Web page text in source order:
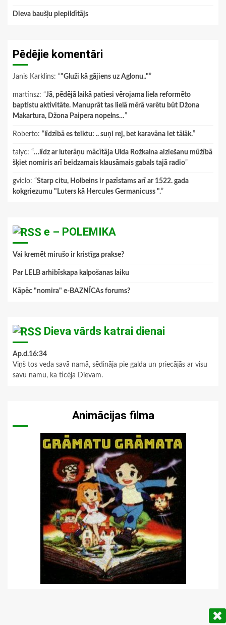
Dieva baušļu piepildītājs
Pēdējie komentāri
Janis Karklins: “"Gluži kā gājiens uz Aglonu.."”
martinsz: “Jā, pēdējā laikā patiesi vērojama liela reformēto
baptistu aktivitāte. Manuprāt tas lielā mērā varētu būt Džona
Makartura, Džona Paipera nopelns…”
Roberto: “ līdzībā es teiktu: .. suņi rej, bet karavāna iet tālāk.”
talyc: “…līdz ar luterāņu mācītāja Ulda Rožkalna aiziešanu mūžībā
šķiet nomiris arī beidzamais klausāmais gabals tajā radio”
gviclo: “Starp citu, Holbeins ir pazīstams arī ar 1522. gada
kokgriezumu "Luters kā Hercules Germanicuss ".”
e – POLEMIKA
Vai kremēt mirušo ir kristīga prakse?
Par LELB arhibīskapa kalpošanas laiku
Kāpēc "nomira" e-BAZNĪCAs forums?
Dieva vārds katrai dienai
Ap.d.16:34
Viņš tos veda savā namā, sēdināja pie galda un priecājās ar visu
savu namu, ka ticēja Dievam.
Animācijas filma